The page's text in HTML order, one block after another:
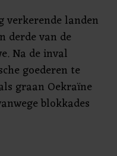
verkerende landen
derde van de
Na de inval
goederen te
graan Oekraïne
blokkades